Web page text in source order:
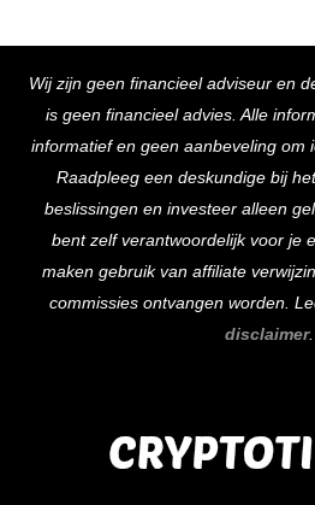
To
Top
Wij zijn geen financieel adviseur en
is geen financieel advies. Alle
informatief en geen aanbeveling om
Raadpleeg een deskundige bij
beslissingen en investeer alleen
bent zelf verantwoordelijk voor je
maken gebruik van affiliate
commissies ontvangen worden.
disclaimer.